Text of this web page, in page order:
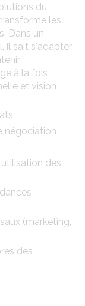
du
les
Dans un
il sait s'adapter
à la fois
et vision
négociation
des
(marketing,
des